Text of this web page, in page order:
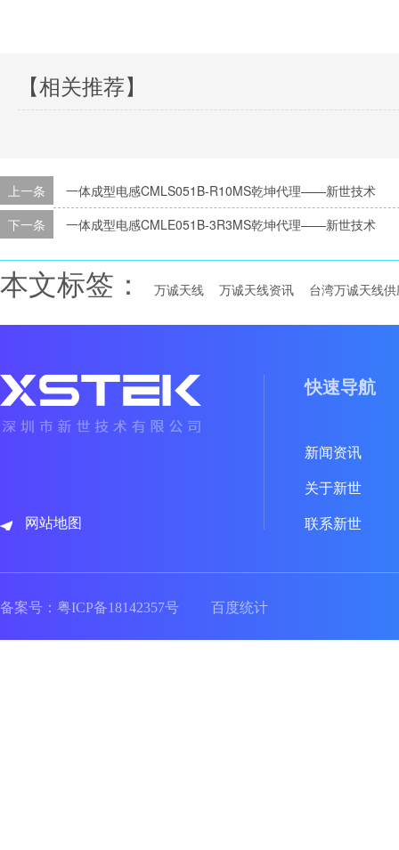
【相关推荐】
上一条
一体成型电感CMLS051B-R10MS乾坤代理——新世技术
下一条
一体成型电感CMLE051B-3R3MS乾坤代理——新世技术
本文标签： 万诚天线 万诚天线资讯 台湾万诚天线
网站地图
快速导航
新闻资讯
关于新世
联系新世
备案号： 粤ICP备18142357号 百度统计